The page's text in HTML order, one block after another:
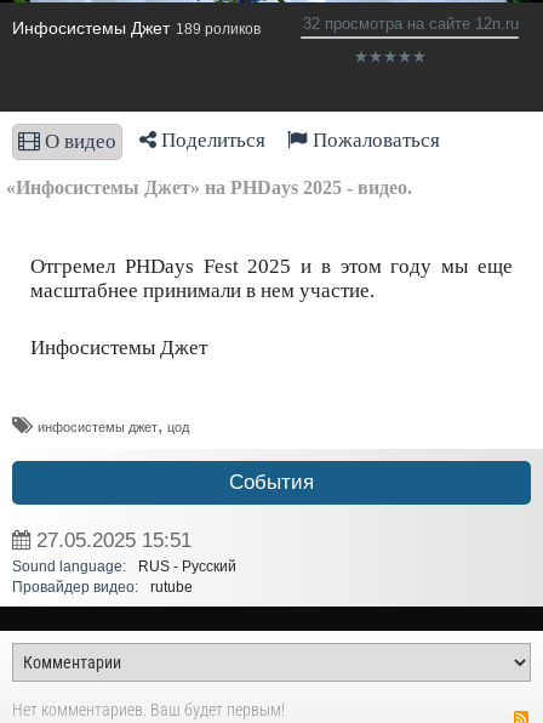
Инфосистемы Джет 189 роликов 32 просмотра на сайте 12n.ru
О видео Поделиться Пожаловаться
«Инфосистемы Джет» на PHDays 2025 - видео.
Отгремел PHDays Fest 2025 и в этом году мы еще
масштабнее принимали в нем участие.
Инфосистемы Джет
инфосистемы джет, цод
События
27.05.2025 15:51
Sound language:
RUS - Русский
Провайдер видео:
rutube
Нет комментариев. Ваш будет первым!